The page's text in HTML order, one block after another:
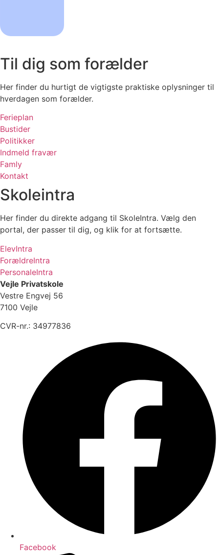
Til dig som forælder
Her finder du hurtigt de vigtigste praktiske oplysninger til
hverdagen som forælder.
Ferieplan
Bustider
Politikker
Indmeld fravær
Famly
Kontakt
Skoleintra
Her finder du direkte adgang til SkoleIntra. Vælg den
portal, der passer til dig, og klik for at fortsætte.
ElevIntra
ForældreIntra
PersonaleIntra
Vejle Privatskole
Vestre Engvej 56
7100 Vejle
CVR-nr.: 34977836
Facebook